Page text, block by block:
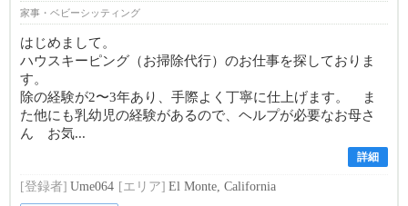
家事・ベビーシッティング
はじめまして。
ハウスキーピング（お掃除代行）のお仕事を探しておりま
す。
除の経験が2〜3年あり、手際よく丁寧に仕上げます。 ま
た他にも乳幼児の経験があるので、ヘルプが必要なお母さ
ん お気...
詳細
[登録者] Ume064 [エリア] El Monte, California